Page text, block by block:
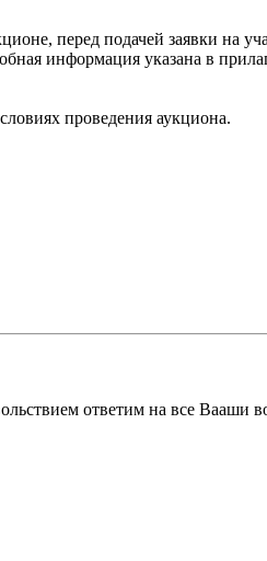
перед подачей заявки на
информация указана в
проведения аукциона.
ответим на все Вааши